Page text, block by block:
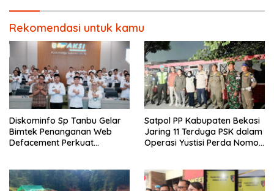
Rekomendasi untuk kamu
Diskominfo Sp Tanbu Gelar
Bimtek Penanganan Web
Defacement Perkuat
Satpol PP Kabupaten Bekasi
Jaring 11 Terduga PSK dalam
Operasi Yustisi Perda Nomor